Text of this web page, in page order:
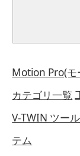
Motion Pro(モ
カテゴリ一覧
V-TWIN ツール
テム